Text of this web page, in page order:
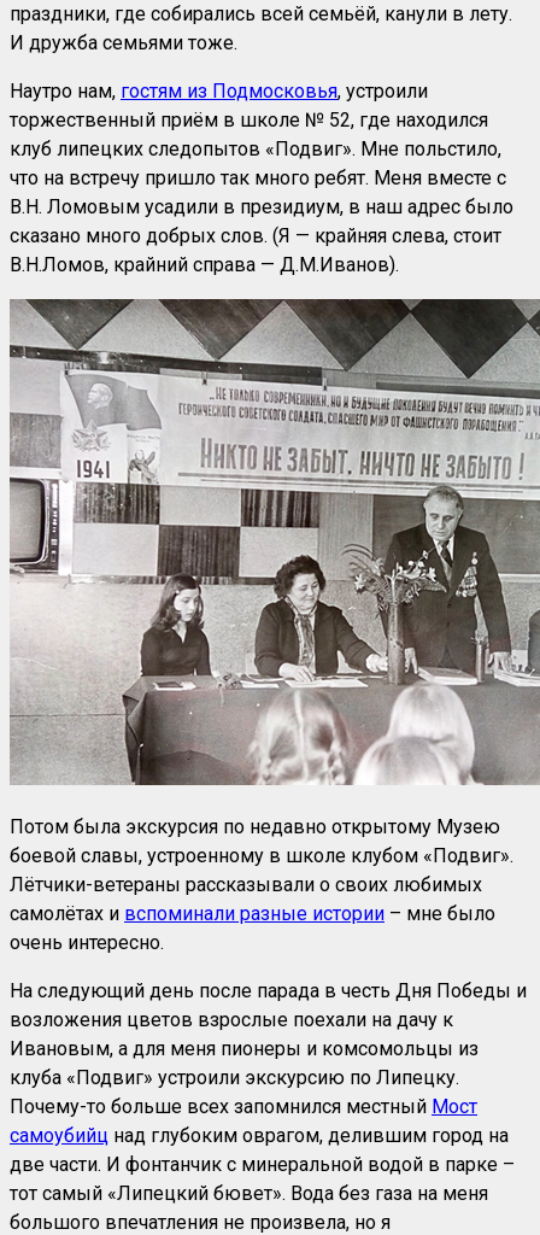
праздники, где собирались всей семьёй, канули в лету.
И дружба семьями тоже.
Наутро нам, гостям из Подмосковья, устроили
торжественный приём в школе № 52, где находился
клуб липецких следопытов «Подвиг». Мне польстило,
что на встречу пришло так много ребят. Меня вместе с
В.Н. Ломовым усадили в президиум, в наш адрес было
сказано много добрых слов. (Я — крайняя слева, стоит
В.Н.Ломов, крайний справа — Д.М.Иванов).
Потом была экскурсия по недавно открытому Музею
боевой славы, устроенному в школе клубом «Подвиг».
Лётчики-ветераны рассказывали о своих любимых
самолётах и вспоминали разные истории – мне было
очень интересно.
На следующий день после парада в честь Дня Победы и
возложения цветов взрослые поехали на дачу к
Ивановым, а для меня пионеры и комсомольцы из
клуба «Подвиг» устроили экскурсию по Липецку.
Почему-то больше всех запомнился местный Мост
самоубийц над глубоким оврагом, делившим город на
две части. И фонтанчик с минеральной водой в парке –
тот самый «Липецкий бювет». Вода без газа на меня
большого впечатления не произвела, но я